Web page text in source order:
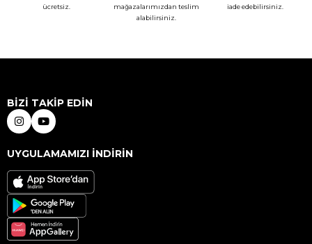
ücretsiz.
mağazalarımızdan teslim
alabilirsiniz.
iade edebilirsiniz.
BİZİ TAKİP EDİN
UYGULAMAMIZI İNDİRİN